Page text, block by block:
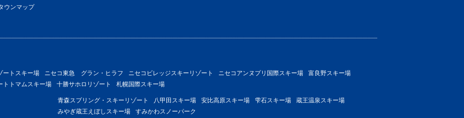
ウンマップ
ートスキー場 ニセコ東急 グラン・ヒラフ ニセコビレッジスキーリゾート ニセコアンヌプリ国際スキー場
富良野スキー場
トトマムスキー場
十勝サホロリゾート 札幌国際スキー場
青森スプリング・スキーリゾート 八甲田スキー場 安比高原スキー場 雫石スキー場
蔵王温泉スキー場
みやぎ蔵王えぼしスキー場
すみかわスノーパーク